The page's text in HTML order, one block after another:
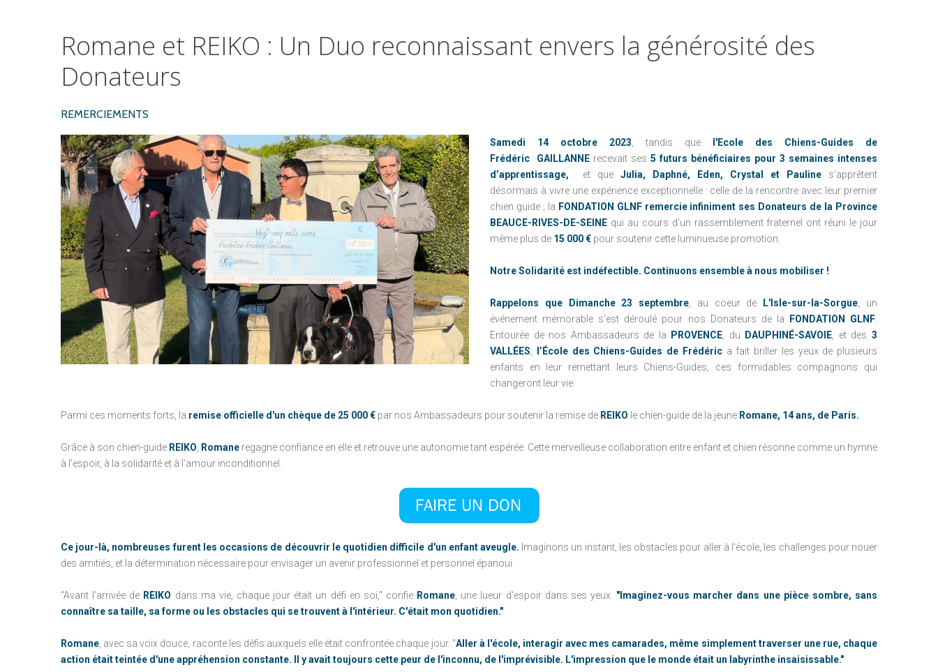
PARRAINAGES
NOMA
LA MARQUE DE
BIENFAISANCE
FIFOTIFA : UNE
ÉCOLE FRANÇAISE
D'EXCELLENCE À
NOTRE MISSION
DE FRÉDÉRIC
FRANCE
PARRAINAGES
ENFANCE À
L'HÔPITAL : NOS
PROJETS
L'ENFANCE AU CHRU DE TOURS
L'ENFANCE AU CHU DE NANTES
NOMA
BIENFAISANCE
FIFOTIFA : UNE
ÉCOLE FRANÇAISE
D'EXCELLENCE À
MADAGASCAR
RECEVOIR MES
REÇUS FISCAUX
PRÉCÉDEMMENT
FAIRE UN LEG
Romane et REIKO : Un Duo reconnaissant envers la générosité des
Donateurs
REMERCIEMENTS
Samedi 14 octobre 2023 , tandis que
l'Ecole des Chiens-Guides de
Frédéric GAILLANNE recevait ses 5 futurs bénéficiaires pour 3 semaines intenses
d’apprentissage, et que Julia, Daphné, Eden, Crystal et Pauline s’apprêtent
désormais à vivre une expérience exceptionnelle : celle de la rencontre avec leur premier
chien guide ; la FONDATION GLNF remercie infiniment ses Donateurs de la Province
BEAUCE-RIVES-DE-SEINE qui au cours d'un rassemblement fraternel ont réuni le jour
même plus de 15 000 € pour soutenir cette luminueuse promotion.
Notre Solidarité est indéfectible. Continuons ensemble à nous mobiliser !
Rappelons que Dimanche 23 septembre , au coeur de L'Isle-sur-la-Sorgue , un
événement mémorable s'est déroulé pour nos Donateurs de la
FONDATION GLNF
Entourée de nos Ambassadeurs de la
PROVENCE , du DAUPHINÉ-SAVOIE , et des3
VALLÉES
l’École des Chiens-Guides de Frédérica fait briller les yeux de plusieurs
enfants en leur remettant leurs Chiens-Guides, ces formidables compagnons qui
changeront leur vie.
Parmi ces moments forts, la remise officielle d'un chèque de 25 000 € par nos Ambassadeurs pour soutenir la remise de REIKO le chien-guide de la jeune Romane, 14 ans, de Paris.
Grâce à son chien-guide REIKO Romane regagne confiance en elle et retrouve une autonomie tant espérée. Cette merveilleuse collaboration entre enfant et chien résonne comme un hymne
à l'espoir, à la solidarité et à l'amour inconditionnel.
Ce jour-là, nombreuses furent les occasions de découvrir le quotidien difficile d'un enfant aveugle. Imaginons un instant, les obstacles pour aller à l'école, les challenges pour nouer
des amitiés, et la détermination nécessaire pour envisager un avenir professionnel et personnel épanoui.
"Avant l'arrivée de REIKO dans ma vie, chaque jour était un défi en soi," confie Romane , une lueur d'espoir dans ses yeux. "Imaginez-vous marcher dans une pièce sombre, sans
connaître sa taille, sa forme ou les obstacles qui se trouvent à l'intérieur. C'était mon quotidien."
Romane , avec sa voix douce, raconte les défis auxquels elle était confrontée chaque jour. "Aller à l'école, interagir avec mes camarades, même simplement traverser une rue, chaque
action était teintée d'une appréhension constante. Il y avait toujours cette peur de l'inconnu, de l'imprévisible. L'impression que le monde était un labyrinthe insaisissable."